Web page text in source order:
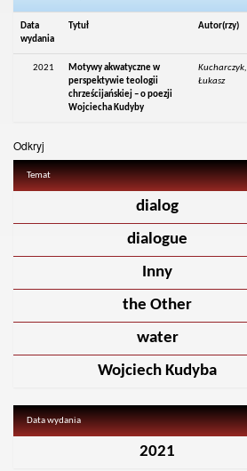
Data
wydania
Tytuł Autor(rzy)
2021
Motywy akwatyczne w
perspektywie teologii
chrześcijańskiej – o poezji
Wojciecha Kudyby
Kucharczyk,
Łukasz
Odkryj
Temat
dialog
dialogue
Inny
the Other
water
Wojciech Kudyba
Data wydania
2021